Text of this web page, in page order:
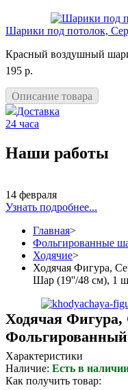
Шарики под потолок,
Красный воздушный
195 р.
Описание товара
Доставка
24 часа
Наши работы
14 февраля
Узнать подробнее...
Главная>
Фольгированные
Ходячие>
Ходячая Фигура,
Шар (19''/48 см), 1
Ходячая
Характеристики
Наличие: Есть в
Как получить товар: